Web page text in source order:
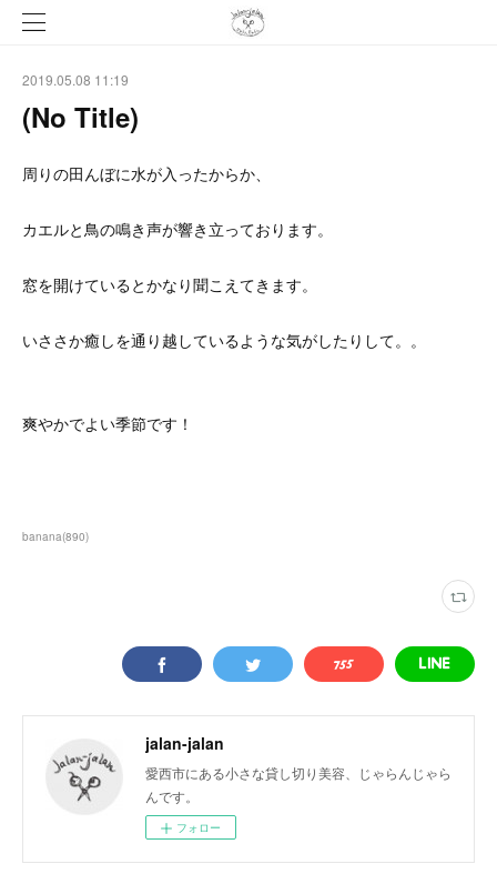
2019.05.08 11:19
(No Title)
周りの田んぼに水が入ったからか、
カエルと鳥の鳴き声が響き立っております。
窓を開けているとかなり聞こえてきます。
いささか癒しを通り越しているような気がしたりして。。
爽やかでよい季節です！
banana(890)
jalan-jalan
愛西市にある小さな貸し切り美容、じゃらんじゃら
んです。
フォロー